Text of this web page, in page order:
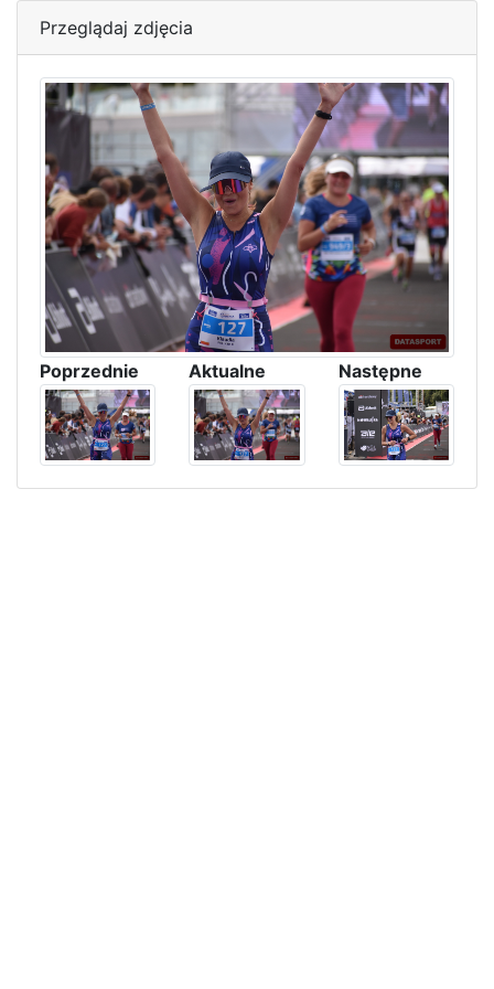
Przeglądaj zdjęcia
Poprzednie Aktualne Następne